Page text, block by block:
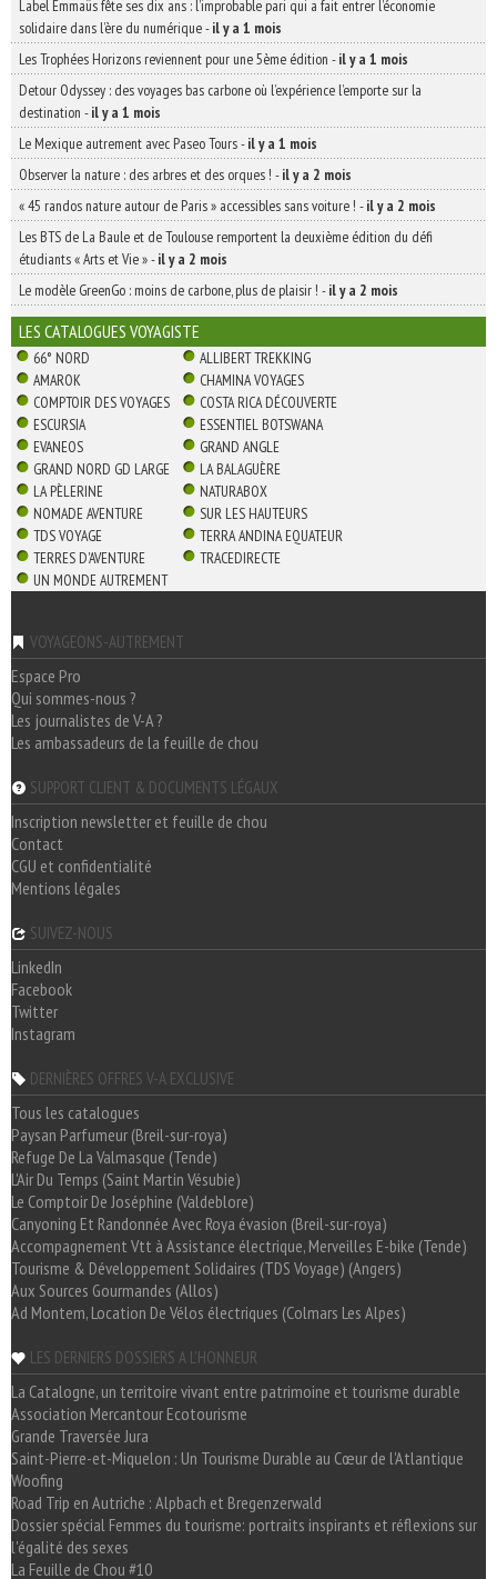
Label Emmaüs fête ses dix ans : l’improbable pari qui a fait entrer l’économie
solidaire dans l’ère du numérique-il y a 1 mois
Les Trophées Horizons reviennent pour une 5ème édition -il y a 1 mois
Detour Odyssey : des voyages bas carbone où l’expérience l’emporte sur la
destination -il y a 1 mois
Le Mexique autrement avec Paseo Tours-il y a 1 mois
Observer la nature : des arbres et des orques ! -il y a 2 mois
« 45 randos nature autour de Paris » accessibles sans voiture ! -il y a 2 mois
Les BTS de La Baule et de Toulouse remportent la deuxième édition du défi
étudiants « Arts et Vie »-il y a 2 mois
Le modèle GreenGo : moins de carbone, plus de plaisir ! -il y a 2 mois
LES CATALOGUES VOYAGISTE
66° NORD
ALLIBERT TREKKING
AMAROK
CHAMINA VOYAGES
COMPTOIR DES VOYAGES
COSTA RICA DÉCOUVERTE
ESCURSIA
ESSENTIEL BOTSWANA
EVANEOS
GRAND ANGLE
GRAND NORD GD LARGE
LA BALAGUÈRE
LA PÈLERINE
NATURABOX
NOMADE AVENTURE
SUR LES HAUTEURS
TDS VOYAGE
TERRA ANDINA EQUATEUR
TERRES D'AVENTURE
TRACEDIRECTE
UN MONDE AUTREMENT
VOYAGEONS-AUTREMENT
Espace Pro
Qui sommes-nous ?
Les journalistes de V-A ?
Les ambassadeurs de la feuille de chou
SUPPORT CLIENT & DOCUMENTS LÉGAUX
Inscription newsletter et feuille de chou
Contact
CGU et confidentialité
Mentions légales
SUIVEZ-NOUS
LinkedIn
Facebook
Twitter
Instagram
DERNIÈRES OFFRES V-A EXCLUSIVE
Tous les catalogues
Paysan Parfumeur (Breil-sur-roya)
Refuge De La Valmasque (Tende)
L'Air Du Temps (Saint Martin Vésubie)
Le Comptoir De Joséphine (Valdeblore)
Canyoning Et Randonnée Avec Roya évasion (Breil-sur-roya)
Accompagnement Vtt à Assistance électrique, Merveilles E-bike (Tende)
Tourisme & Développement Solidaires (TDS Voyage) (Angers)
Aux Sources Gourmandes (Allos)
Ad Montem, Location De Vélos électriques (Colmars Les Alpes)
LES DERNIERS DOSSIERS A L'HONNEUR
La Catalogne, un territoire vivant entre patrimoine et tourisme durable
Association Mercantour Ecotourisme
Grande Traversée Jura
Saint-Pierre-et-Miquelon : Un Tourisme Durable au Cœur de l'Atlantique
Woofing
Road Trip en Autriche : Alpbach et Bregenzerwald
Dossier spécial Femmes du tourisme: portraits inspirants et réflexions sur
l'égalité des sexes
La Feuille de Chou #10